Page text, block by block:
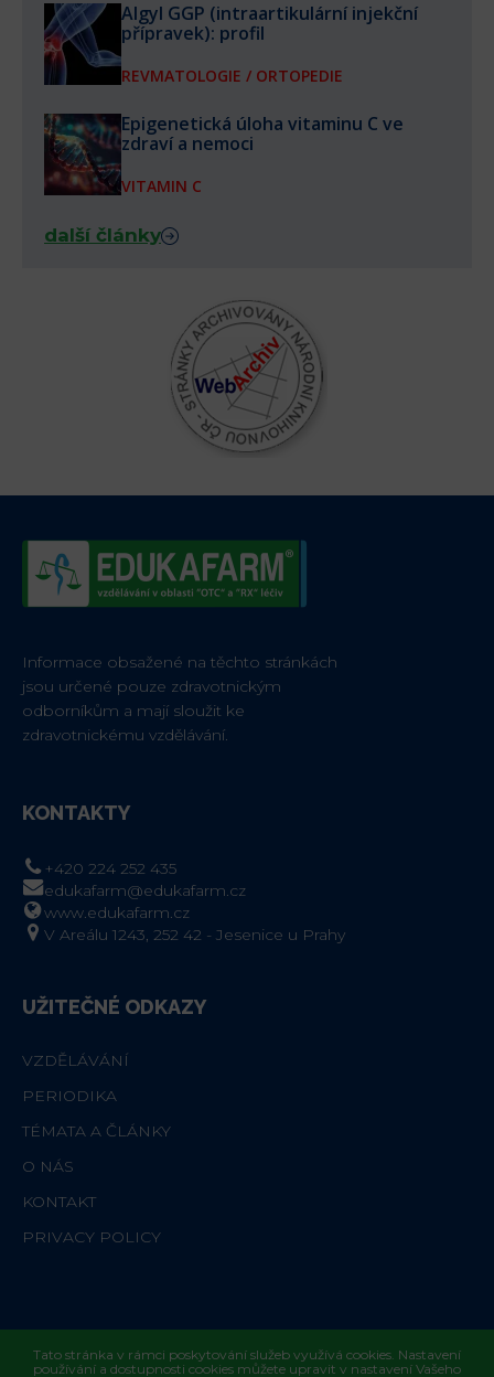
Algyl GGP (intraartikulární injekční
přípravek): profil
REVMATOLOGIE / ORTOPEDIE
Epigenetická úloha vitaminu C ve
zdraví a nemoci
VITAMIN C
další články
Informace obsažené na těchto stránkách
jsou určené pouze zdravotnickým
odborníkům a mají sloužit ke
zdravotnickému vzdělávání.
KONTAKTY
+420 224 252 435
edukafarm@edukafarm.cz
www.edukafarm.cz
V Areálu 1243, 252 42 - Jesenice u Prahy
UŽITEČNÉ ODKAZY
VZDĚLÁVÁNÍ
PERIODIKA
TÉMATA A ČLÁNKY
O NÁS
KONTAKT
PRIVACY POLICY
Tato stránka v rámci poskytování služeb využívá cookies. Nastavení
používání a dostupnosti cookies můžete upravit v nastavení Vašeho